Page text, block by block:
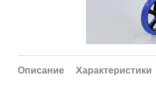
Описание Характеристики